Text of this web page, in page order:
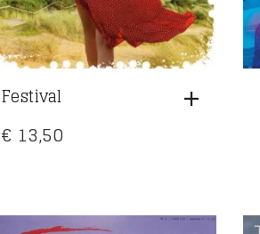
Festival
€ 13,50